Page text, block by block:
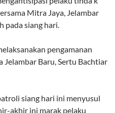
Mitra Jaya, Jelambar
pada siang hari.
pengamanan
Jelambar Baru, Sertu Bachtiar
siang hari ini menyusul
akhir ini marak pelaku